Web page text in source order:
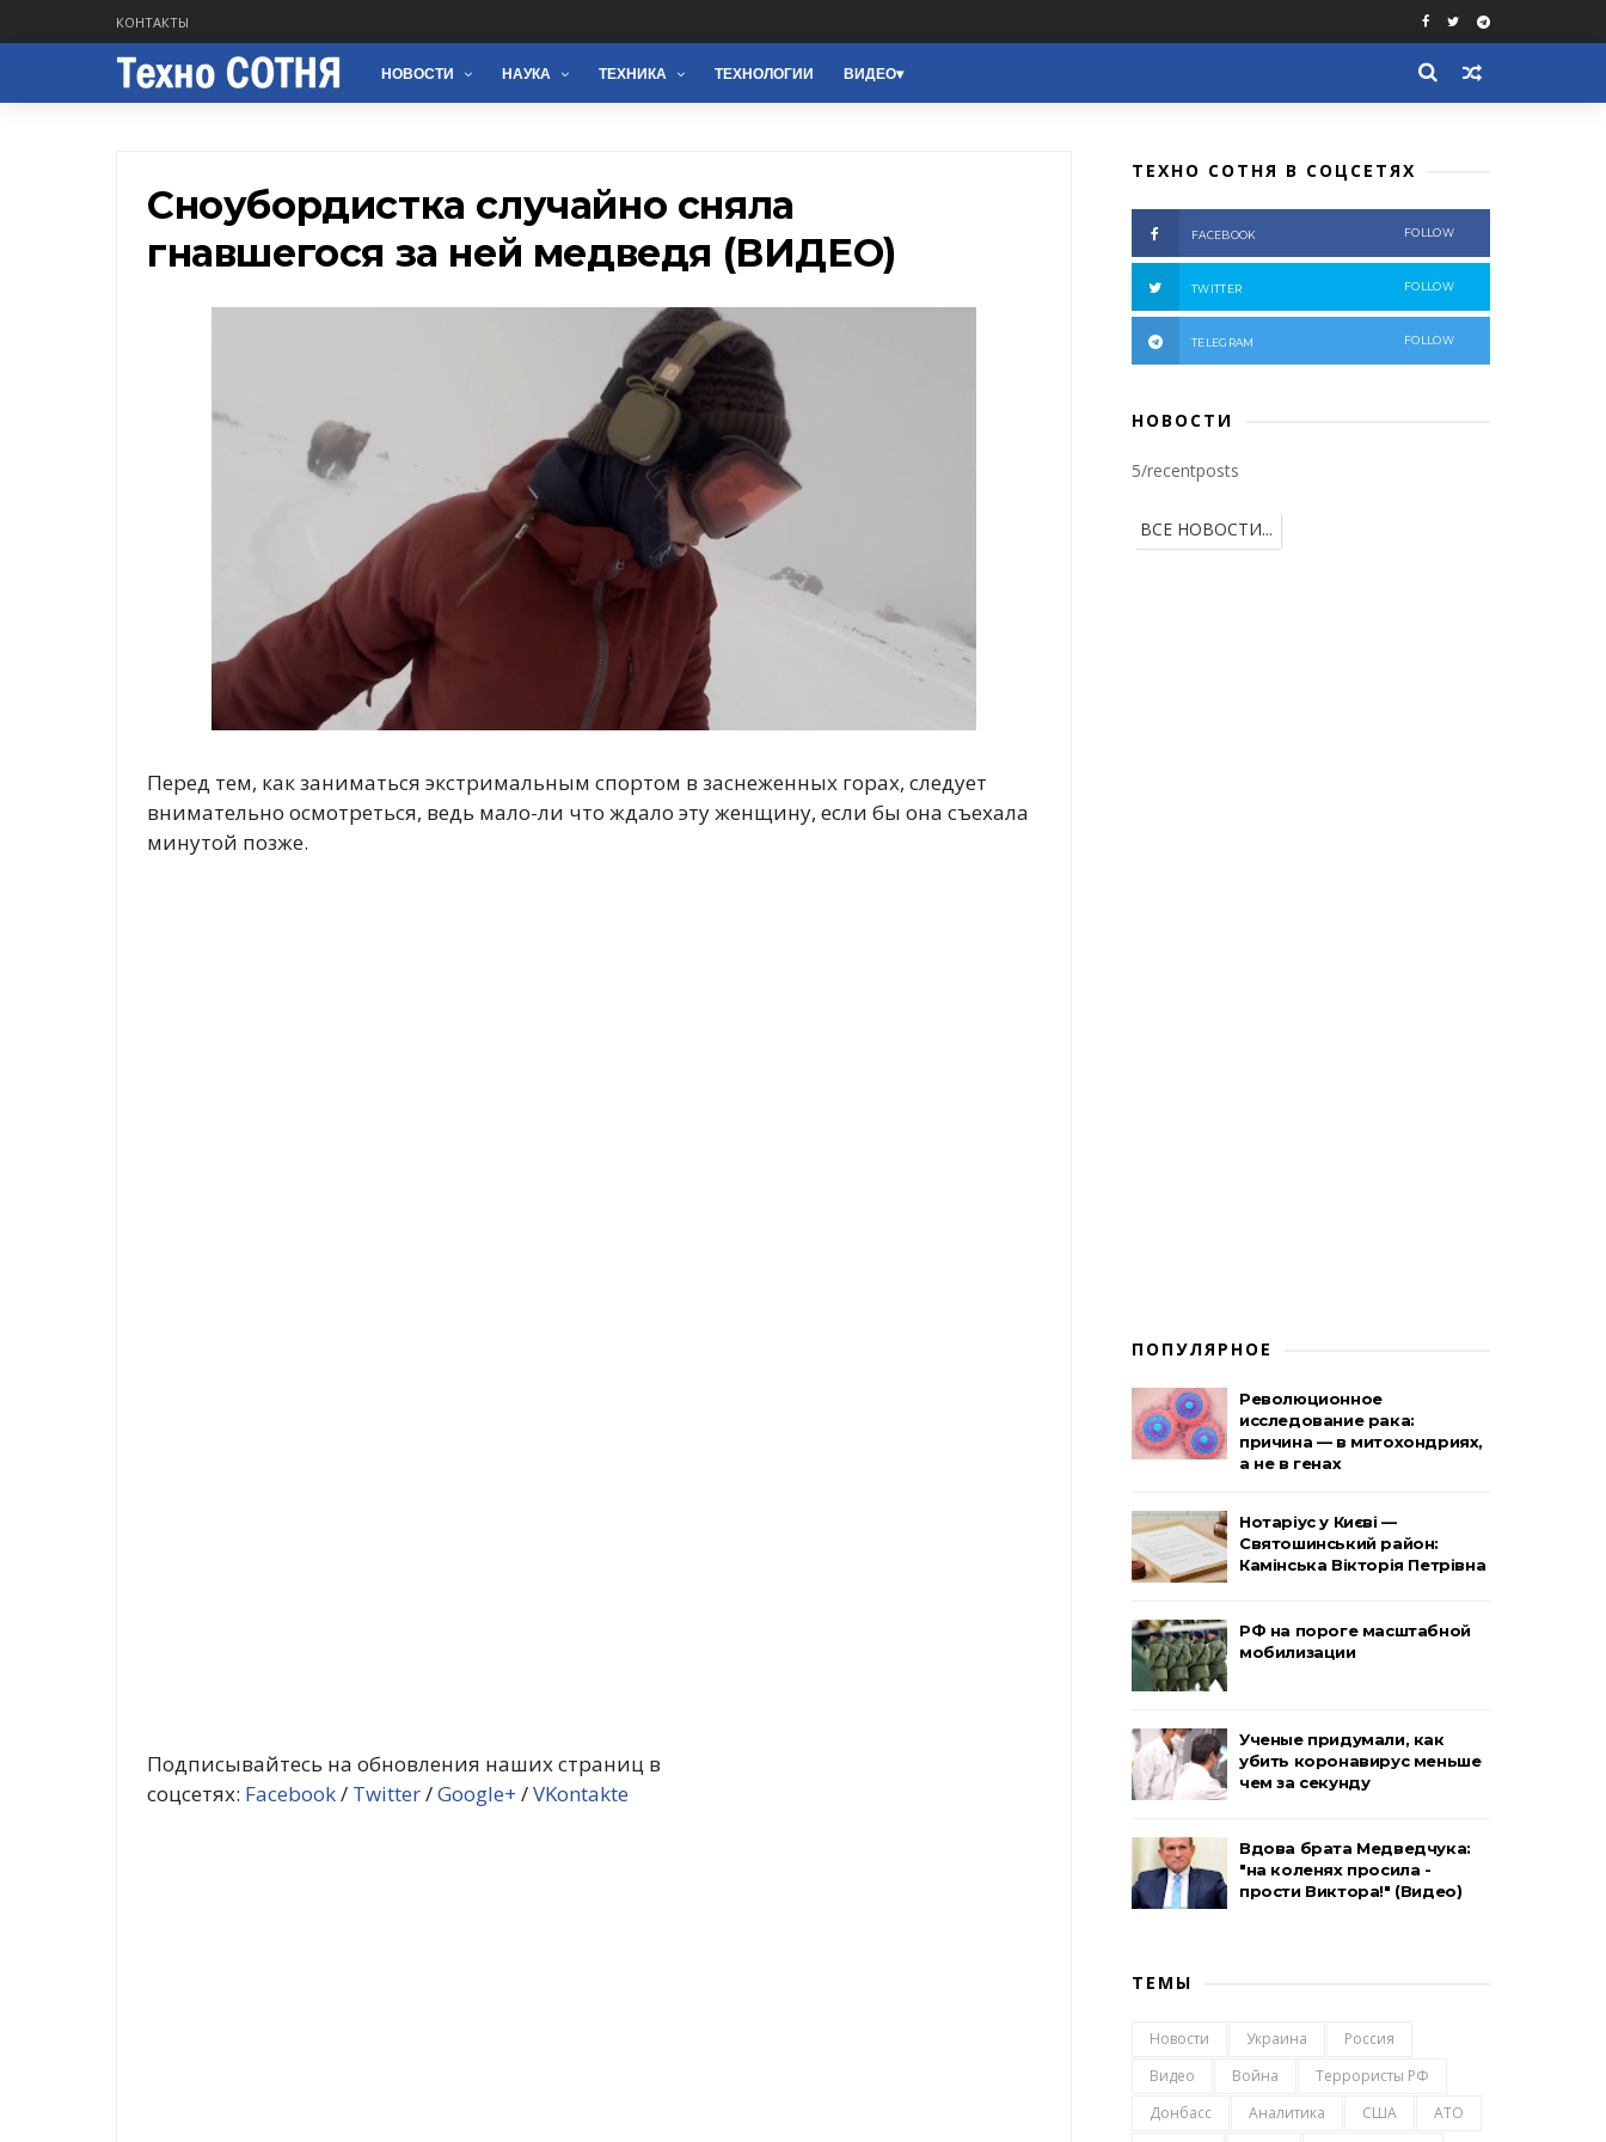
КОНТАКТЫ
НОВОСТИ НАУКА ТЕХНИКА ТЕХНОЛОГИИ ВИДЕО
Сноубордистка случайно сняла
гнавшегося за ней медведя (ВИДЕО)
Перед тем, как заниматься экстримальным спортом в заснеженных горах, следует
внимательно осмотреться, ведь мало-ли что ждало эту женщину, если бы она съехала
минутой позже.
Подписывайтесь на обновления наших страниц в
соцсетях: Facebook/ Twitter/Google+ /VKontakte
ТЕХНО СОТНЯ В СОЦСЕТЯХ
FACEBOOK FOLLOW
TWITTER FOLLOW
TELEGRAM FOLLOW
НОВОСТИ
5/recentposts
ВСЕ НОВОСТИ...
ПОПУЛЯРНОЕ
Революционное
исследование рака:
причина — в митохондриях,
а не в генах
Нотаріус у Києві —
Святошинський район:
Камінська Вікторія Петрівна
РФ на пороге масштабной
мобилизации
Ученые придумали, как
убить коронавирус меньше
чем за секунду
Вдова брата Медведчука:
"на коленях просила -
прости Виктора!" (Видео)
ТЕМЫ
Новости Украина
Россия
Видео
Война
Террористы РФ
Донбасс
Аналитика США
АТО